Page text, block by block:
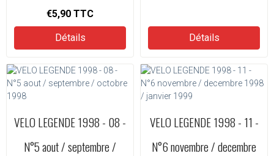
€5,90 TTC
Détails Détails
VELO LEGENDE 1998 - 08 -
N°5 aout / septembre /
VELO LEGENDE 1998 - 11 -
N°6 novembre / decembre